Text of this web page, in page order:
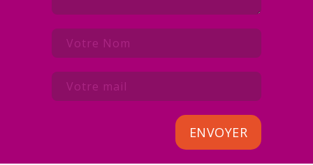
ENVOYER